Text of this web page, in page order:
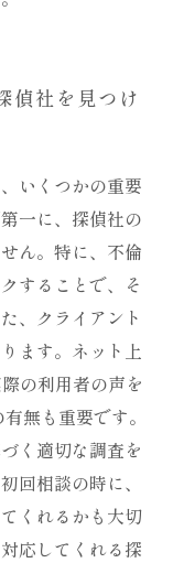
偵社を見つけ
いくつかの重要
一に、探偵社の
ん。特に、不倫
することで、そ
、クライアント
ます。ネット上
の利用者の声を
無も重要です。
く適切な調査を
回相談の時に、
くれるかも大切
応してくれる探